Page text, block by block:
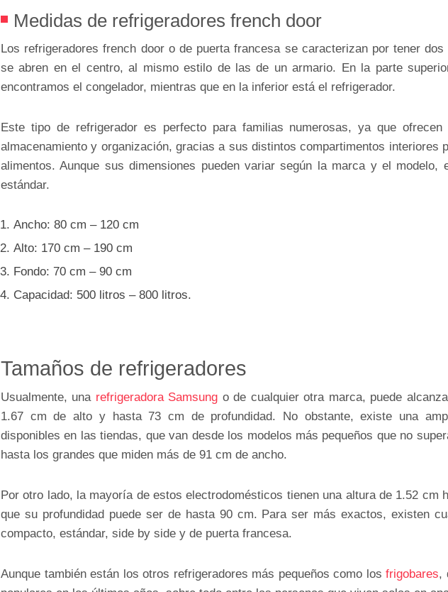
Medidas de refrigeradores french door
Los refrigeradores french door o de puerta francesa se caracterizan por tener
se abren en el centro, al mismo estilo de las de un armario. En la parte
encontramos el congelador, mientras que en la inferior está el refrigerador.
Este tipo de refrigerador es perfecto para familias numerosas, ya que
almacenamiento y organización, gracias a sus distintos compartimentos interiores
alimentos. Aunque sus dimensiones pueden variar según la marca y el modelo,
estándar.
Ancho: 80 cm – 120 cm
Alto: 170 cm – 190 cm
Fondo: 70 cm – 90 cm
Capacidad: 500 litros – 800 litros.
Tamaños de refrigeradores
Usualmente, una refrigeradora Samsung o de cualquier otra marca, puede
1.67 cm de alto y hasta 73 cm de profundidad. No obstante, existe una
disponibles en las tiendas, que van desde los modelos más pequeños que no
hasta los grandes que miden más de 91 cm de ancho.
Por otro lado, la mayoría de estos electrodomésticos tienen una altura de 1.52 cm
que su profundidad puede ser de hasta 90 cm. Para ser más exactos, existen
compacto, estándar, side by side y de puerta francesa.
Aunque también están los otros refrigeradores más pequeños como losfrigobares,